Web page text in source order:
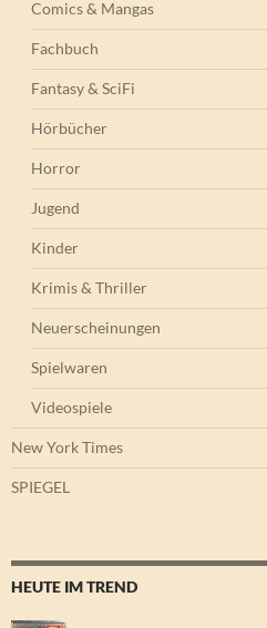
Comics & Mangas
Fachbuch
Fantasy & SciFi
Hörbücher
Horror
Jugend
Kinder
Krimis & Thriller
Neuerscheinungen
Spielwaren
Videospiele
New York Times
SPIEGEL
HEUTE IM TREND